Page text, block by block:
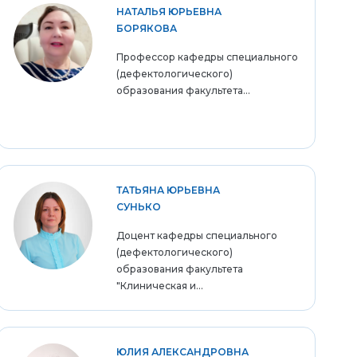
НАТАЛЬЯ ЮРЬЕВНА
БОРЯКОВА
Профессор кафедры специального
(дефектологического)
образования факультета...
ТАТЬЯНА ЮРЬЕВНА
СУНЬКО
Доцент кафедры специального
(дефектологического)
образования факультета
"Клиническая и...
ЮЛИЯ АЛЕКСАНДРОВНА